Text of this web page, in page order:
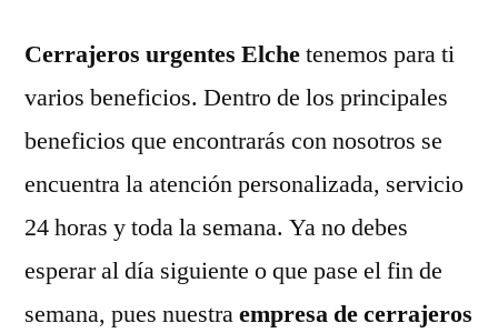
Cerrajeros urgentes Elchetenemos para ti
varios beneficios. Dentro de los principales
beneficios que encontrarás con nosotros se
encuentra la atención personalizada, servicio
24 horas y toda la semana. Ya no debes
esperar al día siguiente o que pase el fin de
semana, pues nuestraempresa de cerrajeros